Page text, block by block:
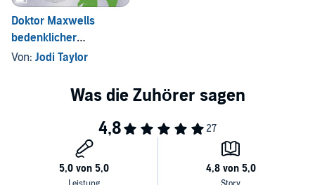
Doktor Maxwells
bedenklicher
Zeitvertreib
Von: Jodi Taylor